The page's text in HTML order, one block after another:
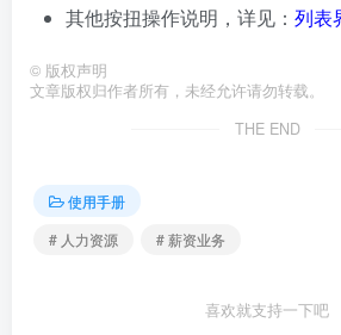
其他按扭操作说明，详见： 列表
© 版权声明
文章版权归作者所有，未经允许请勿转载。
THE END
使用手册
# 人力资源
# 薪资业务
喜欢就支持一下吧